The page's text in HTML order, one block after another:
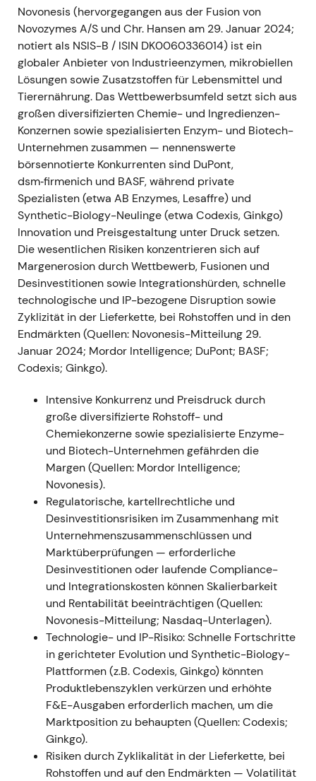
Operative Fortschritte vor dem Closing
Ereignis:Der Produktionsstandort für
Advanced Protein Solutions in Blair, USA, ging
im Dezember in Betrieb (erste Lieferung im
Januar); die künftige Einheit bereitete sich
öffentlich auf Integration und Rebranding vor.
Novozymes meldete 18 neue Produkte im Jahr
2023.[10][16]
Narrativ:Konkrete Kapazitäts- und Pipeline-
Fortschritte lieferten Investoren frühe Belege
für operative Umsetzungsstärke jenseits der
reinen Fusionsgeschichte und stützten die
übergeordnete Wachstumsthese in Food &
Health.[10][16]
Charttechnik:Konstruktives Chartbild mit
allmählicher Beschleunigung im Zuge der
operativen Meilensteine.[10]
---
2024‑01‑29 bis 2024‑01‑31 — Fusion
vollzogen; Novonesis entsteht und wird
an der Börse zugelassen
Ereignis:Die gesetzliche Fusion wurde am 29.
Januar 2024 vollzogen; das kombinierte
Unternehmen nahm den Namen Novonesis an;
die Fusionsgegenleistungsaktien wurden
ausgegeben und zum Handel zugelassen
(neue B-Aktien gelistet / Chr. Hansen
delisted).[13][14][21][15]
Narrativ:Der Markt bewertete die vergrößerte
Gruppe neu (Pro-forma-Umsatz rund 3,5–3,7
Mrd. EUR, rund 10.000 Mitarbeiter); das
Investorennarrativ weitete sich vom reinen
Enzymspezialisten zur großen, diversifizierten
Biosolutions-Plattform aus – im Mittelpunkt
standen fortan Integration,
Synergierealisierung und Margenentwicklung.
[23][18][24]
Charttechnik:Ausgeprägte Volatilität nach
dem Re-Listing, gefolgt von einer
Konsolidierungsphase in Erwartung erster
gemeinsamer Finanzzahlen und
Synergiebelege.
---
Novonesis (hervorgegangen aus der Fusion von
Novozymes A/S und Chr. Hansen am 29. Januar 2024;
notiert als NSIS-B / ISIN DK0060336014) ist ein
globaler Anbieter von Industrieenzymen, mikrobiellen
Lösungen sowie Zusatzstoffen für Lebensmittel und
Tierernährung. Das Wettbewerbsumfeld setzt sich aus
großen diversifizierten Chemie- und Ingredienzen-
Konzernen sowie spezialisierten Enzym- und Biotech-
Unternehmen zusammen — nennenswerte
börsennotierte Konkurrenten sind DuPont,
dsm‑firmenich und BASF, während private
Spezialisten (etwa AB Enzymes, Lesaffre) und
Synthetic-Biology-Neulinge (etwa Codexis, Ginkgo)
Innovation und Preisgestaltung unter Druck setzen.
Die wesentlichen Risiken konzentrieren sich auf
Margenerosion durch Wettbewerb, Fusionen und
Desinvestitionen sowie Integrationshürden, schnelle
technologische und IP-bezogene Disruption sowie
Zyklizität in der Lieferkette, bei Rohstoffen und in den
Endmärkten (Quellen: Novonesis-Mitteilung 29.
Januar 2024; Mordor Intelligence; DuPont; BASF;
Codexis; Ginkgo).
Intensive Konkurrenz und Preisdruck durch
große diversifizierte Rohstoff- und
Chemiekonzerne sowie spezialisierte Enzyme-
und Biotech-Unternehmen gefährden die
Margen (Quellen: Mordor Intelligence;
Novonesis).
Regulatorische, kartellrechtliche und
Desinvestitionsrisiken im Zusammenhang mit
Unternehmenszusammenschlüssen und
Marktüberprüfungen — erforderliche
Desinvestitionen oder laufende Compliance-
und Integrationskosten können Skalierbarkeit
und Rentabilität beeinträchtigen (Quellen:
Novonesis-Mitteilung; Nasdaq-Unterlagen).
Technologie- und IP-Risiko: Schnelle Fortschritte
in gerichteter Evolution und Synthetic-Biology-
Plattformen (z.B. Codexis, Ginkgo) könnten
Produktlebenszyklen verkürzen und erhöhte
F&E-Ausgaben erforderlich machen, um die
Marktposition zu behaupten (Quellen: Codexis;
Ginkgo).
Risiken durch Zyklikalität in der Lieferkette, bei
Rohstoffen und auf den Endmärkten — Volatilität